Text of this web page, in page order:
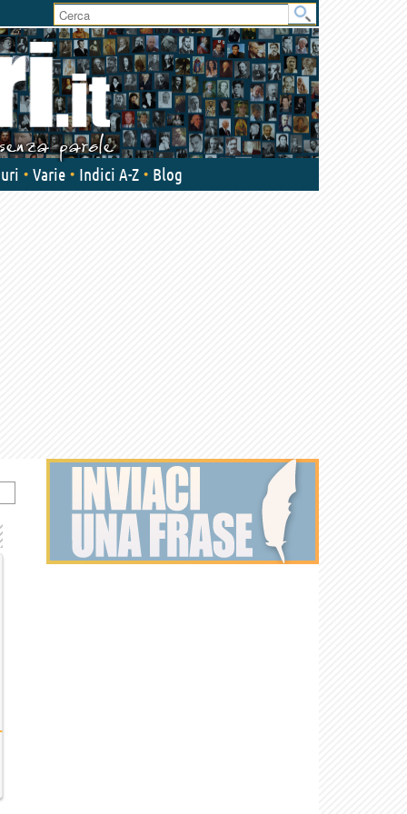
User
area
Varie Indici A-Z Blog